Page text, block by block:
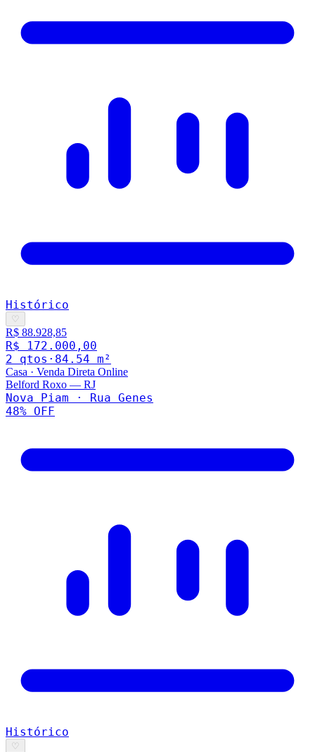
Histórico
♡
R$ 88.928,85
R$ 172.000,00
2 qtos · 84.54 m²
Casa · Venda Direta Online
Belford Roxo — RJ
Nova Piam · Rua Genes
48% OFF
Histórico
♡